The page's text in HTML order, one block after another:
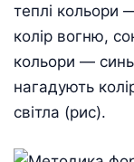
теплі кольори
колір вогню,
кольори —
нагадують
світла (рис).